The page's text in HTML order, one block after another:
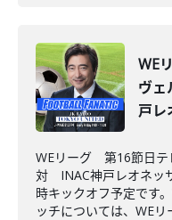
WE
ヴ
戸レ
WEリーグ 第16節日テ
対 INAC神戸レオネッ
時キックオフ予定です
ッチについては、WEリ